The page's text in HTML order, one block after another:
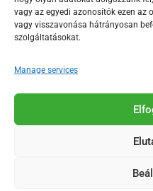
vagy az egyedi azonosítók ezen az
vagy visszavonása hátrányosan
szolgáltatásokat.
Manage services
a
c
e
o
o
-
o
u
t
b
e
s
i
k
Az Érd Média
Médiatanács a Magyar
2018-2026. © Minden jog